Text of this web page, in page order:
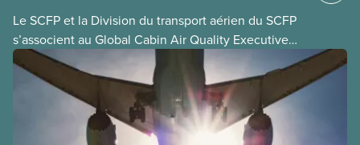
Le SCFP et la Division du transport aérien du SCFP
s’associent au Global Cabin Air Quality Executive
(GCAQE), le cadre mondial de la qualité de l’air
dans les cabines, pour permettre à leurs membres
d’utiliser le Global Cabin Air Reporting System
(GCARS), le système mondial de déclaration
d’incidents liés à la qualité de l’air dans les cabines.